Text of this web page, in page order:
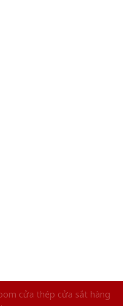
cửa thép cửa sắt hàng